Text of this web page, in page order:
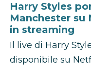
Harry Styles
Manchester su
in streaming
Il live di Harry
disponibile su